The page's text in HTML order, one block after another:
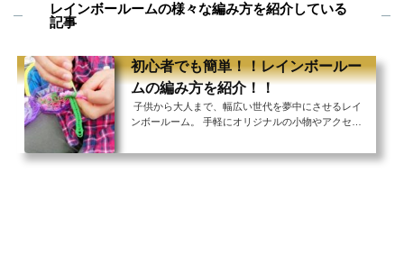
レインボールームの様々な編み方を紹介している
記事
初心者でも簡単！！レインボールー
ムの編み方を紹介！！
子供から大人まで、幅広い世代を夢中にさせるレイ
ンボールーム。 手軽にオリジナルの小物やアクセサ
いデザインを生み出していける奥深さが人気の秘訣で